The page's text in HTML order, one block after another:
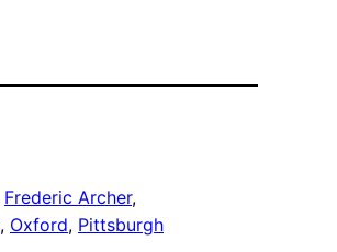
Frederic Archer
, Oxford, Pittsburgh